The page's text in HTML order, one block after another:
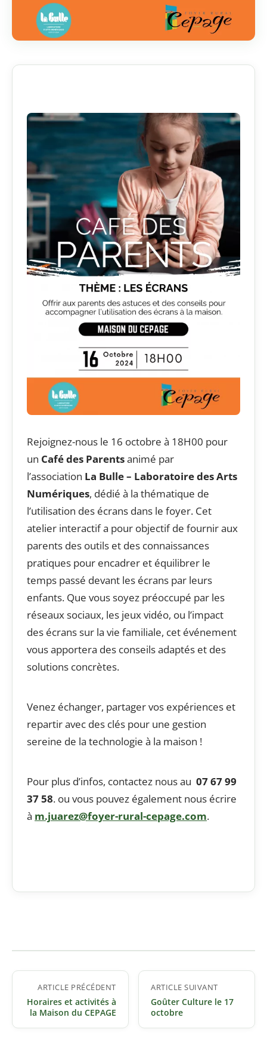
Rejoignez-nous le 16 octobre à 18H00 pour
un Café des Parentsanimé par
l’association La Bulle – Laboratoire des Arts
Numériques, dédié à la thématique de
l’utilisation des écrans dans le foyer. Cet
atelier interactif a pour objectif de fournir aux
parents des outils et des connaissances
pratiques pour encadrer et équilibrer le
temps passé devant les écrans par leurs
enfants. Que vous soyez préoccupé par les
réseaux sociaux, les jeux vidéo, ou l’impact
des écrans sur la vie familiale, cet événement
vous apportera des conseils adaptés et des
solutions concrètes.
Venez échanger, partager vos expériences et
repartir avec des clés pour une gestion
sereine de la technologie à la maison !
Pour plus d’infos, contactez nous au 07 67 99
37 58. ou vous pouvez également nous écrire
à m.juarez@foyer-rural-cepage.com.
Navigation
l’article
ARTICLE PRÉCÉDENT
Horaires et activités à
la Maison du CEPAGE
ARTICLE SUIVANT
Goûter Culture le 17
octobre